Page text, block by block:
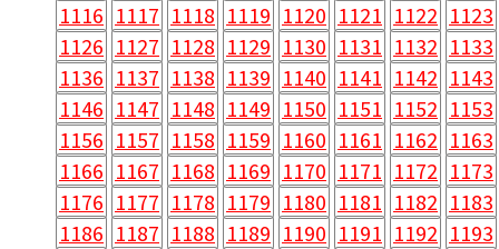
1116 1117 1118 1119 1120 1121 1122 1123
1126 1127 1128 1129 1130 1131 1132 1133
1136 1137 1138 1139 1140 1141 1142 1143
1146 1147 1148 1149 1150 1151 1152 1153
1156 1157 1158 1159 1160 1161 1162 1163
1166 1167 1168 1169 1170 1171 1172 1173
1176 1177 1178 1179 1180 1181 1182 1183
1186 1187 1188 1189 1190 1191 1192 1193